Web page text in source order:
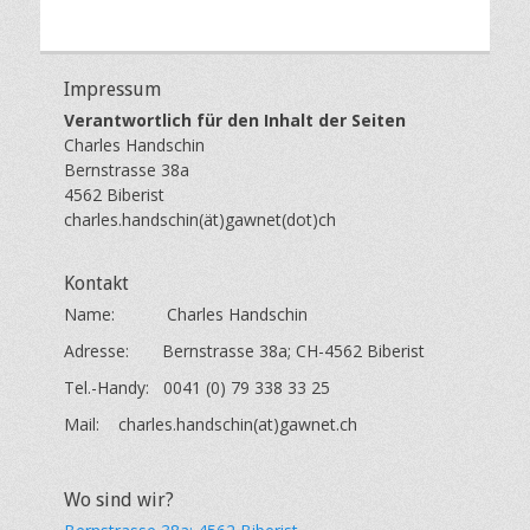
e
n
t
l
i
c
a
m
a
c
d
t
l
i
c
h
t
:
n
c
h
a
i
n
Impressum
Verantwortlich für den Inhalt der Seiten
Charles Handschin
Bernstrasse 38a
4562 Biberist
charles.handschin(ät)gawnet(dot)ch
Kontakt
Name: Charles Handschin
Adresse: Bernstrasse 38a; CH-4562 Biberist
Tel.-Handy: 0041 (0) 79 338 33 25
Mail: charles.handschin(at)gawnet.ch
Wo sind wir?